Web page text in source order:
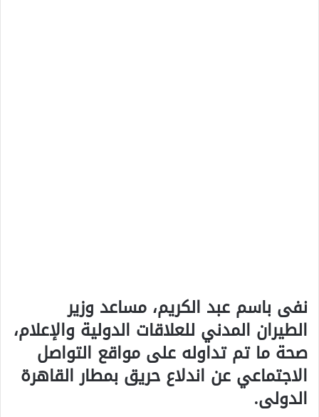
نفى باسم عبد الكريم، مساعد وزير
الطيران المدني للعلاقات الدولية والإعلام،
صحة ما تم تداوله على مواقع التواصل
الاجتماعي عن اندلاع حريق بمطار القاهرة
الدولى.